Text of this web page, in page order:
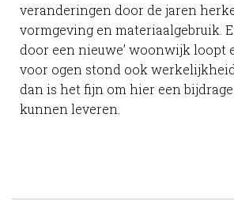
veranderingen door de jaren
vormgeving en materiaalgebruik.
door een nieuwe’ woonwijk loopt
voor ogen stond ook
dan is het fijn om hier een
kunnen leveren.